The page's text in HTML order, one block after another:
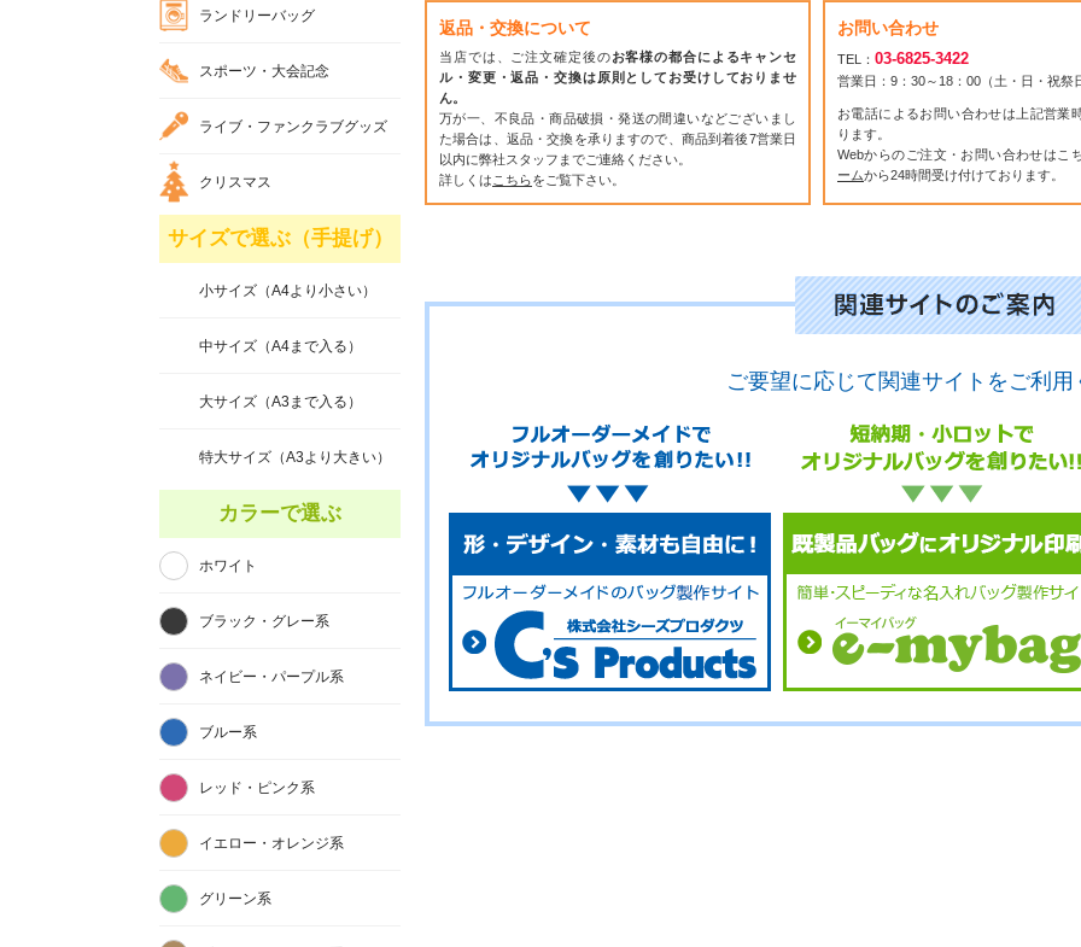
返品・交換について
当店では、ご注文確定後のお客様の都合によるキャンセ
ル・変更・返品・交換は原則としてお受けしておりませ
ん。
万が一、不良品・商品破損・発送の間違いなどございまし
た場合は、返品・交換を承りますので、商品到着後7営業日
以内に弊社スタッフまでご連絡ください。
詳しくは こちらをご覧下さい。
お問い合わせ
TEL： 03-6825-3422
営業日：9：30～18：00（土・日・祝祭
お電話によるお問い合わせは上記営業
ります。
Webからのご注文・お問い合わせはこ
ームから24時間受け付けております。
ご要望に応じて関連サイトをご利用
ランドリーバッグ
スポーツ・大会記念
ライブ・ファンクラブグッズ
クリスマス
サイズで選ぶ（手提げ）
小サイズ（A4より小さい）
中サイズ（A4まで入る）
大サイズ（A3まで入る）
特大サイズ（A3より大きい）
カラーで選ぶ
ホワイト
ブラック・グレー系
ネイビー・パープル系
ブルー系
レッド・ピンク系
イエロー・オレンジ系
グリーン系